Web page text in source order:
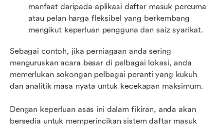
manfaat daripada aplikasi daftar masuk percuma
atau pelan harga fleksibel yang berkembang
mengikut keperluan pengguna dan saiz syarikat.
Sebagai contoh, jika perniagaan anda sering
menguruskan acara besar di pelbagai lokasi, anda
memerlukan sokongan pelbagai peranti yang kukuh
dan analitik masa nyata untuk kecekapan maksimum.
Dengan keperluan asas ini dalam fikiran, anda akan
bersedia untuk memperincikan sistem daftar masuk